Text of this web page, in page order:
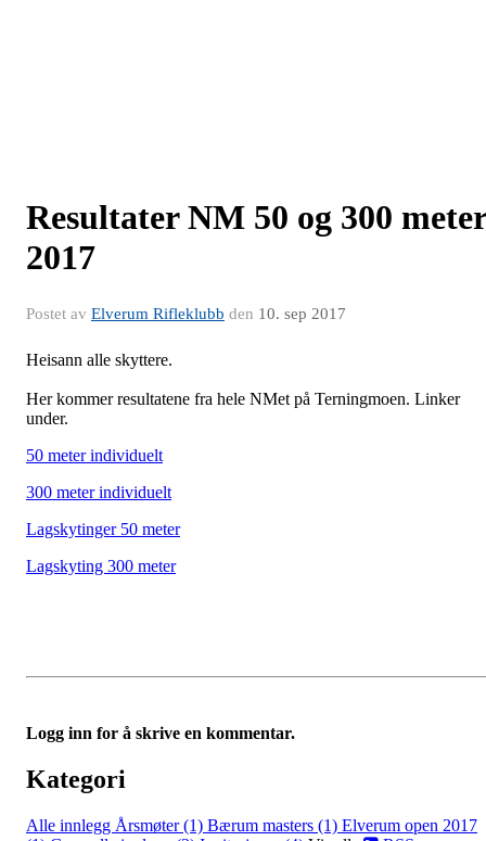
Resultater NM 50 og 300 meter
2017
Postet av Elverum Rifleklubb den 10. sep 2017
Heisann alle skyttere.
Her kommer resultatene fra hele NMet på Terningmoen. Linker
under.
50 meter individuelt
300 meter individuelt
Lagskytinger 50 meter
Lagskyting 300 meter
Logg inn for å skrive en kommentar.
Kategori
Alle innlegg Årsmøter (1) Bærum masters (1) Elverum open 2017